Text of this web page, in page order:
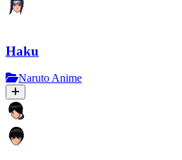
Haku
Naruto Anime